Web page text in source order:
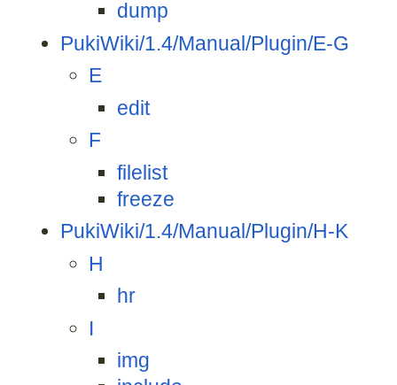
dump
PukiWiki/1.4/Manual/Plugin/E-G
E
edit
F
filelist
freeze
PukiWiki/1.4/Manual/Plugin/H-K
H
hr
I
img